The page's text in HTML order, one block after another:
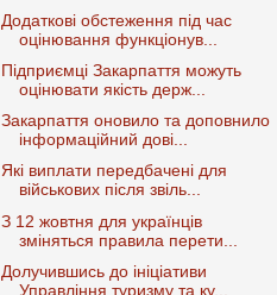
Додаткові обстеження під час
оцінювання функціонув...
Підприємці Закарпаття можуть
оцінювати якість держ...
Закарпаття оновило та доповнило
інформаційний дові...
Які виплати передбачені для
військових після звіль...
З 12 жовтня для українців
зміняться правила перети...
Долучившись до ініціативи
Управління туризму та ку...